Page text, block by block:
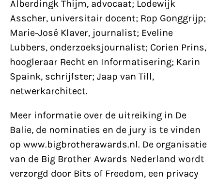
Alberdingk Thijm, advocaat; Lodewijk
Asscher, universitair docent; Rop Gonggrijp;
Marie-José Klaver, journalist; Eveline
Lubbers, onderzoeksjournalist; Corien Prins,
hoogleraar Recht en Informatisering; Karin
Spaink, schrijfster; Jaap van Till,
netwerkarchitect.
Meer informatie over de uitreiking in De
Balie, de nominaties en de jury is te vinden
op www.bigbrotherawards.nl. De organisatie
van de Big Brother Awards Nederland wordt
verzorgd door Bits of Freedom, een privacy